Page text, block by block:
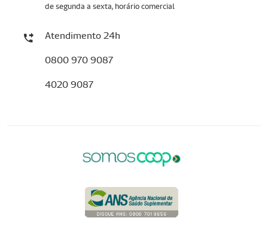
de segunda a sexta, horário comercial
Atendimento 24h
0800 970 9087
4020 9087